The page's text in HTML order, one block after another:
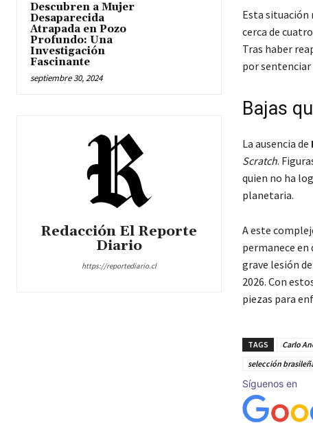
Descubren a Mujer
Desaparecida
Atrapada en Pozo
Profundo: Una
Investigación
Fascinante
septiembre 30, 2024
Redacción El Reporte
Diario
https://reportediario.cl
Esta situación
cerca de
Tras haber
por
Bajas
La ausencia de
Scratch.
quien no ha
planetaria.
A este
permanece
grave lesión
2026. Con
piezas para
TAGS Carlo
selección
Síguenos en